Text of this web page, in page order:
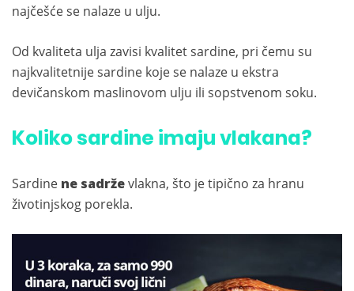
najčešće se nalaze u ulju.
Od kvaliteta ulja zavisi kvalitet sardine, pri čemu su
najkvalitetnije sardine koje se nalaze u ekstra
devičanskom maslinovom ulju ili sopstvenom soku.
Koliko sardine imaju vlakana?
Sardine ne sadrževlakna, što je tipično za hranu
životinjskog porekla.